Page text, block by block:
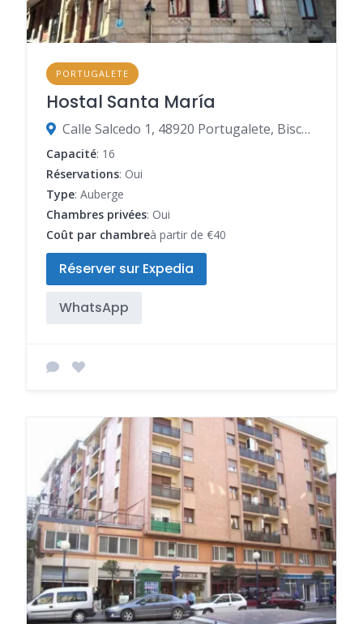
PORTUGALETE
Hostal Santa María
Calle Salcedo 1, 48920 Portugalete, Biscaye, Espagne
Capacité: 16
Réservations: Oui
Type: Auberge
Chambres privées: Oui
Coût par chambreà partir de €40
Réserver sur Expedia
WhatsApp